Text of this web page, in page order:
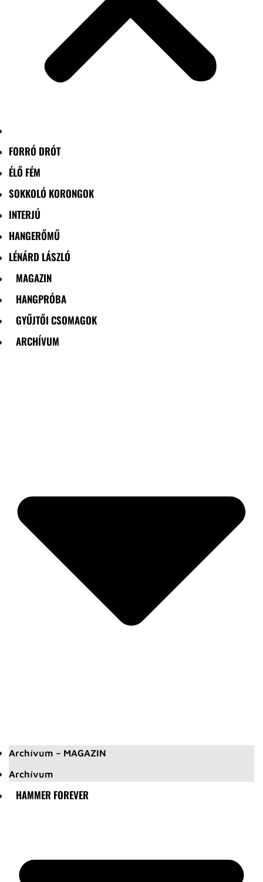
FORRÓ DRÓT
ÉLŐ FÉM
SOKKOLÓ KORONGOK
INTERJÚ
HANGERŐMŰ
LÉNÁRD LÁSZLÓ
MAGAZIN
HANGPRÓBA
GYŰJTŐI CSOMAGOK
ARCHÍVUM
Archívum – MAGAZIN
Archívum
HAMMER FOREVER